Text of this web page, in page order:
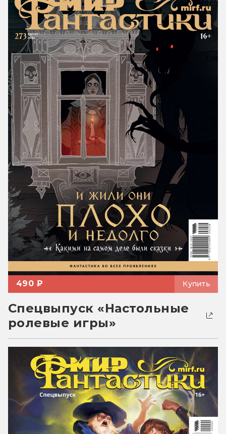
490 ₽ Купить
Спецвыпуск «Настольные
ролевые игры»